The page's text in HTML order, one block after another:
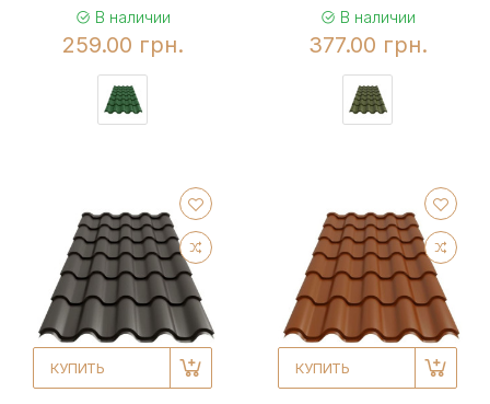
В наличии
259.00 грн.
В наличии
377.00 грн.
КУПИТЬ КУПИТЬ